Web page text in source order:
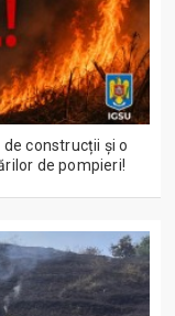
construcții și o
de pompieri!